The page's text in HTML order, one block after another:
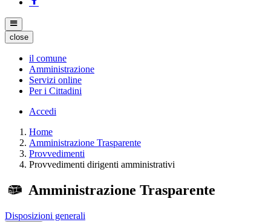
close
il comune
Amministrazione
Servizi online
Per i Cittadini
Accedi
Home
Amministrazione Trasparente
Provvedimenti
Provvedimenti dirigenti amministrativi
Amministrazione Trasparente
Disposizioni generali